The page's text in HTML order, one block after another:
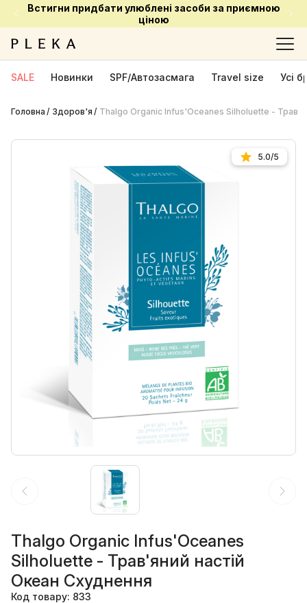
Встигни придбати улюблені засоби за приємною
ціною
SALE Новинки SPF/Автозасмага Travel size Усі
Головна Здоров'я Thalgo Organic Infus'Oceanes Silholuette -
5.0/5
Thalgo Organic Infus'Oceanes
Silholuette - Трав'яний настій
Океан Схуднення
Код товару: 833